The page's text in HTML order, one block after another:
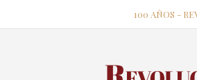
100 AÑOS -